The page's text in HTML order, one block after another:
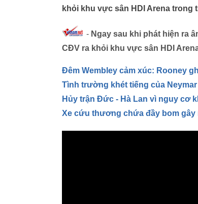
khỏi khu vực sân HDI Arena trong
- Ngay sau khi phát hiện ra
CĐV ra khỏi khu vực sân HDI
Đêm Wembley cảm xúc: Rooney
Tình trường khét tiếng của
Hủy trận Đức - Hà Lan vì nguy cơ
Xe cứu thương chứa đầy bom